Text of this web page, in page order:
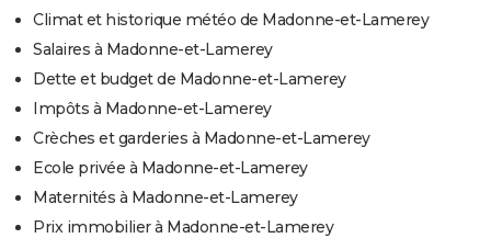
Climat et historique météo de Madonne-et-Lamerey
Salaires à Madonne-et-Lamerey
Dette et budget de Madonne-et-Lamerey
Impôts à Madonne-et-Lamerey
Crèches et garderies à Madonne-et-Lamerey
Ecole privée à Madonne-et-Lamerey
Maternités à Madonne-et-Lamerey
Prix immobilier à Madonne-et-Lamerey